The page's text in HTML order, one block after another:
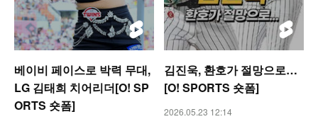
베이비 페이스로 박력 무대,
LG 김태희 치어리더[O! SP
ORTS 숏폼]
김진욱, 환호가 절망으로…
[O! SPORTS 숏폼]
2026.05.23 12:14